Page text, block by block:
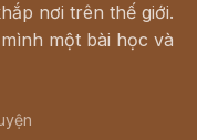
nơi trên thế giới.
một bài học và